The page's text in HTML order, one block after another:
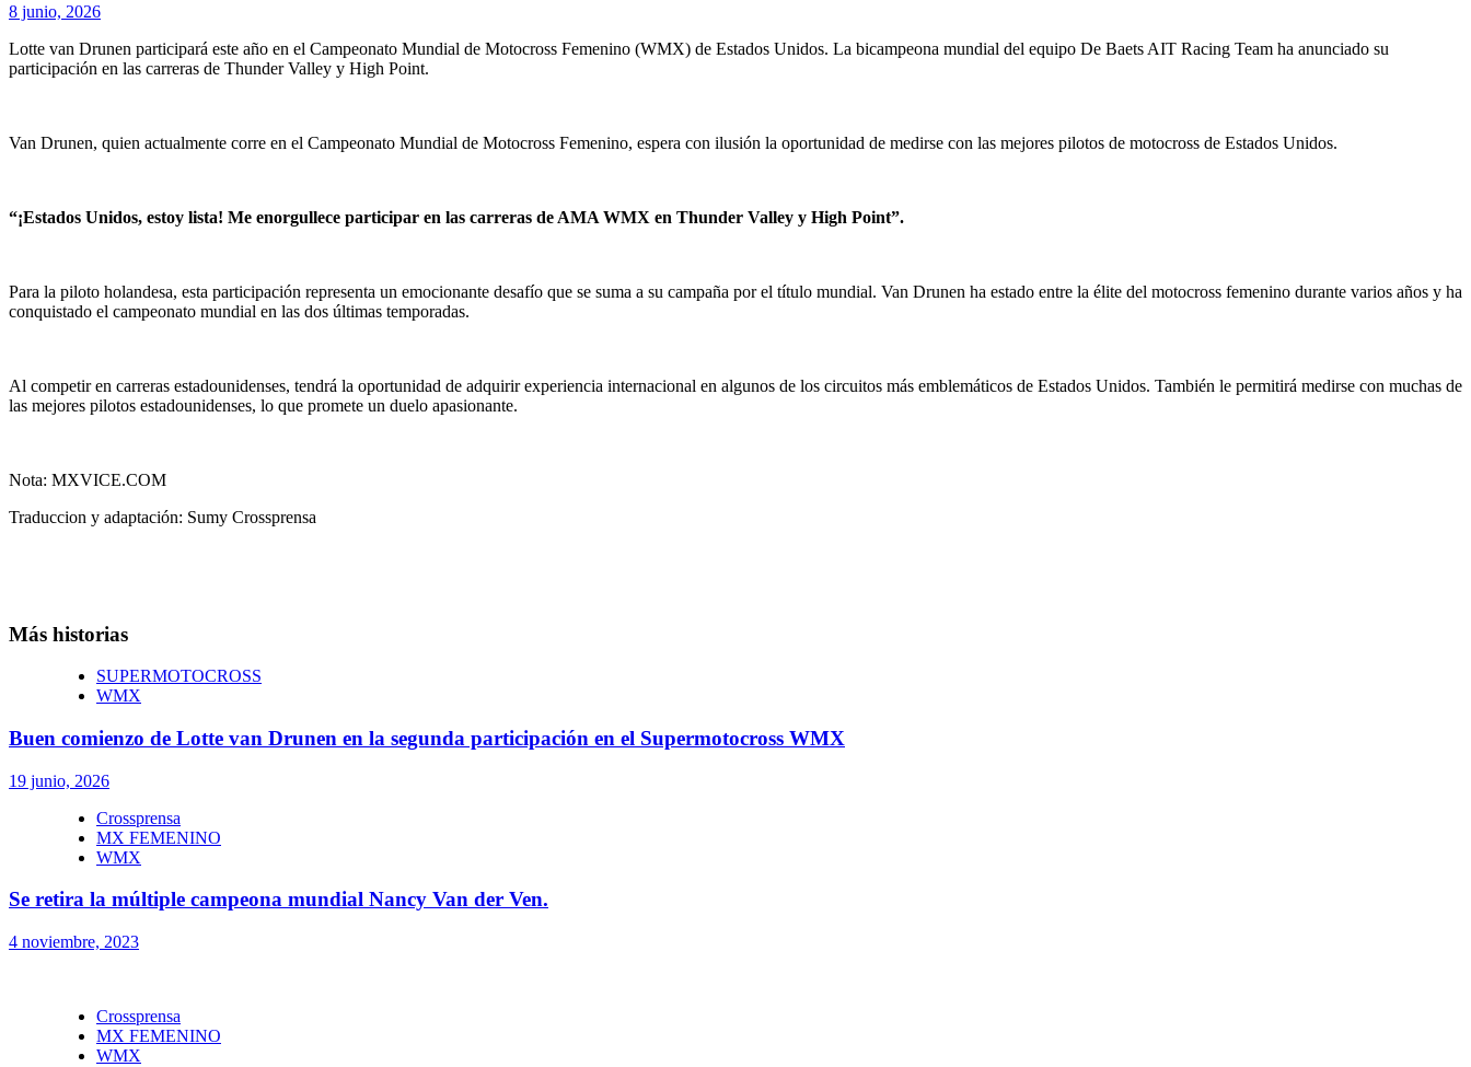
8 junio, 2026
Lotte van Drunen participará este año en el Campeonato Mundial de Motocross Femenino (WMX) de Estados Unidos. La bicampeona mundial del equipo De Baets AIT Racing Team ha anunciado su
participación en las carreras de Thunder Valley y High Point.
Van Drunen, quien actualmente corre en el Campeonato Mundial de Motocross Femenino, espera con ilusión la oportunidad de medirse con las mejores pilotos de motocross de Estados Unidos.
“¡Estados Unidos, estoy lista! Me enorgullece participar en las carreras de AMA WMX en Thunder Valley y High Point”.
Para la piloto holandesa, esta participación representa un emocionante desafío que se suma a su campaña por el título mundial. Van Drunen ha estado entre la élite del motocross femenino durante varios años y ha
conquistado el campeonato mundial en las dos últimas temporadas.
Al competir en carreras estadounidenses, tendrá la oportunidad de adquirir experiencia internacional en algunos de los circuitos más emblemáticos de Estados Unidos. También le permitirá medirse con muchas de
las mejores pilotos estadounidenses, lo que promete un duelo apasionante.
Nota: MXVICE.COM
Traduccion y adaptación: Sumy Crossprensa
Más historias
SUPERMOTOCROSS
WMX
Buen comienzo de Lotte van Drunen en la segunda participación en el Supermotocross WMX
19 junio, 2026
Crossprensa
MX FEMENINO
WMX
Se retira la múltiple campeona mundial Nancy Van der Ven.
4 noviembre, 2023
Crossprensa
MX FEMENINO
WMX